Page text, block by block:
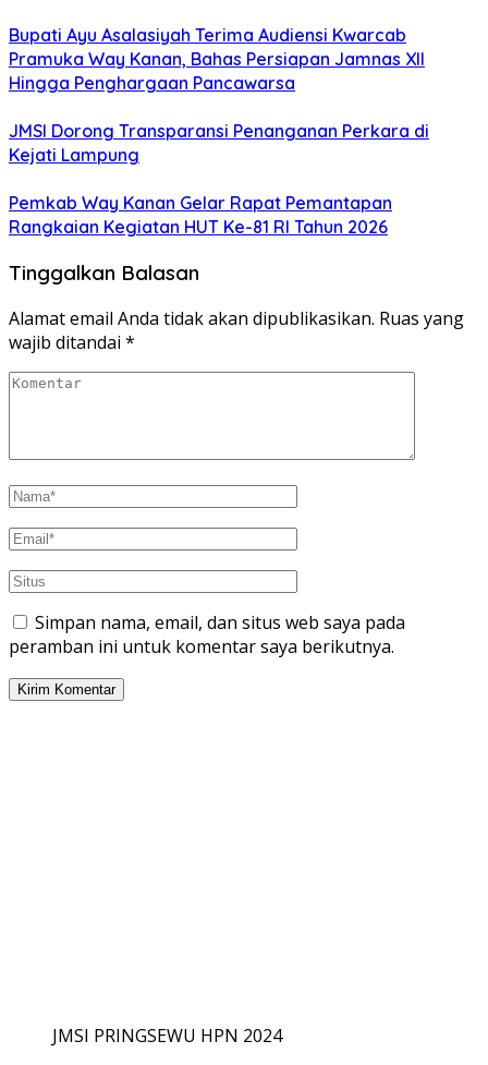
Bupati Ayu Asalasiyah Terima Audiensi Kwarcab
Pramuka Way Kanan, Bahas Persiapan Jamnas XII
Hingga Penghargaan Pancawarsa
JMSI Dorong Transparansi Penanganan Perkara di
Kejati Lampung
Pemkab Way Kanan Gelar Rapat Pemantapan
Rangkaian Kegiatan HUT Ke-81 RI Tahun 2026
Tinggalkan Balasan
Alamat email Anda tidak akan dipublikasikan. Ruas yang
wajib ditandai *
Simpan nama, email, dan situs web saya pada
peramban ini untuk komentar saya berikutnya.
JMSI PRINGSEWU HPN 2024